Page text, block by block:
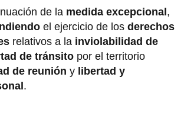
de la medida excepcional,
el ejercicio de los derechos
relativos a la inviolabilidad de
de tránsito por el territorio
de reunión y libertad y
.